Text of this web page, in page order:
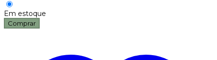
Em estoque
Comprar